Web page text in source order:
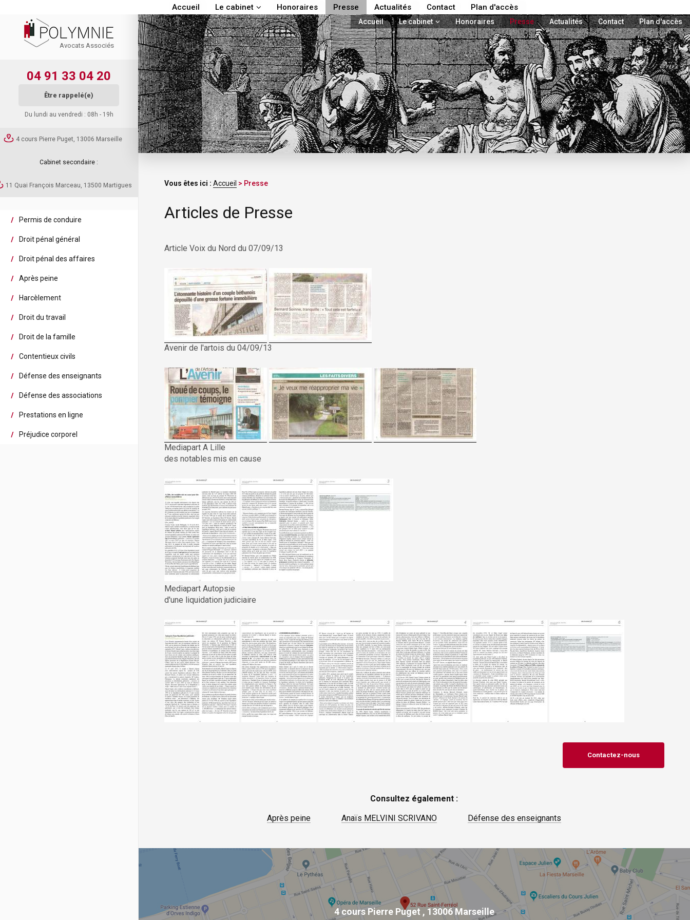
Accueil Le cabinet Honoraires Presse Actualités Contact Plan d'accès
Avocats Associés
04 91 33 04 20
Être rappelé(e)
Du lundi au vendredi : 08h - 19h
4 cours Pierre Puget, 13006 Marseille
Cabinet secondaire :
11 Quai François Marceau, 13500 Martigues
Permis de conduire
Droit pénal général
Droit pénal des affaires
Après peine
Harcèlement
Droit du travail
Droit de la famille
Contentieux civils
Défense des enseignants
Défense des associations
Prestations en ligne
Préjudice corporel
Accueil Le cabinet Honoraires Presse Actualités Contact Plan d'accès
Vous êtes ici : Accueil > Presse
Articles de Presse
Article Voix du Nord du 07/09/13
Avenir de l'artois du 04/09/13
Mediapart A Lille
des notables mis en cause
Mediapart Autopsie
d'une liquidation judiciaire
Contactez-nous
Consultez également :
Après peine
Anaïs MELVINI SCRIVANO Défense des enseignants
4 cours Pierre Puget , 13006 Marseille